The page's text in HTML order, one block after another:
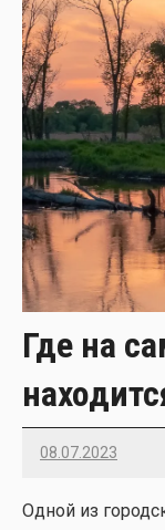
Где на
08.07.2023
22
Одной из